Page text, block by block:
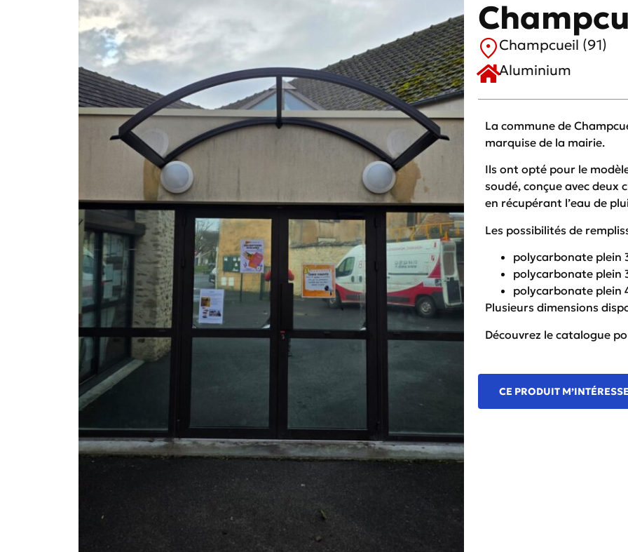
Champcueil (91)
Aluminium
La commune de
marquise de la mairie.
Ils ont opté pour le
soudé, conçue avec
en récupérant l’eau de
Les possibilités de
polycarbonate plein
polycarbonate plein
polycarbonate plein
Plusieurs dimensions
Découvrez le catalogue
CE PRODUIT M’INTÉRESSE